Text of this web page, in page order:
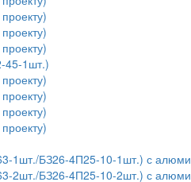
45-1шт.)
1шт./БЗ26-4П25-10-1шт.) с
2шт./БЗ26-4П25-10-2шт.) с